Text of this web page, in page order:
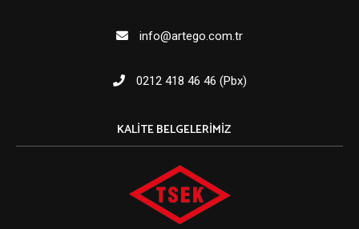
info@artego.com.tr
0212 418 46 46 (Pbx)
KALITE BELGELERIMIZ